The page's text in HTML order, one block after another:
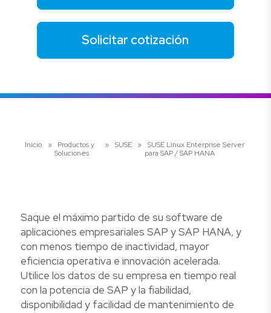
Solicitar cotización
Inicio »
Productos y
Soluciones
» SUSE »
SUSE Linux Enterprise Server
para SAP / SAP HANA
Saque el máximo partido de su software de
aplicaciones empresariales SAP y SAP HANA, y
con menos tiempo de inactividad, mayor
eficiencia operativa e innovación acelerada.
Utilice los datos de su empresa en tiempo real
con la potencia de SAP y la fiabilidad,
disponibilidad y facilidad de mantenimiento de